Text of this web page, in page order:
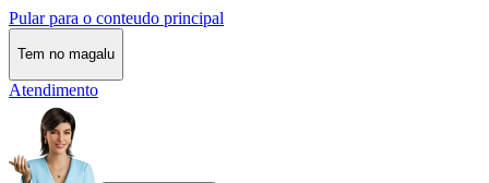
Pular para o conteudo principal
Tem no magalu
Atendimento